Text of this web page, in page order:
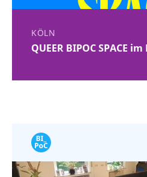
KÖLN
QUEER BIPOC SPACE